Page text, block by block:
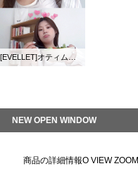
[EVELLET]オティム人絹袖なし
NEW OPEN WINDOW
商品の詳細情報O VIEW ZOOM